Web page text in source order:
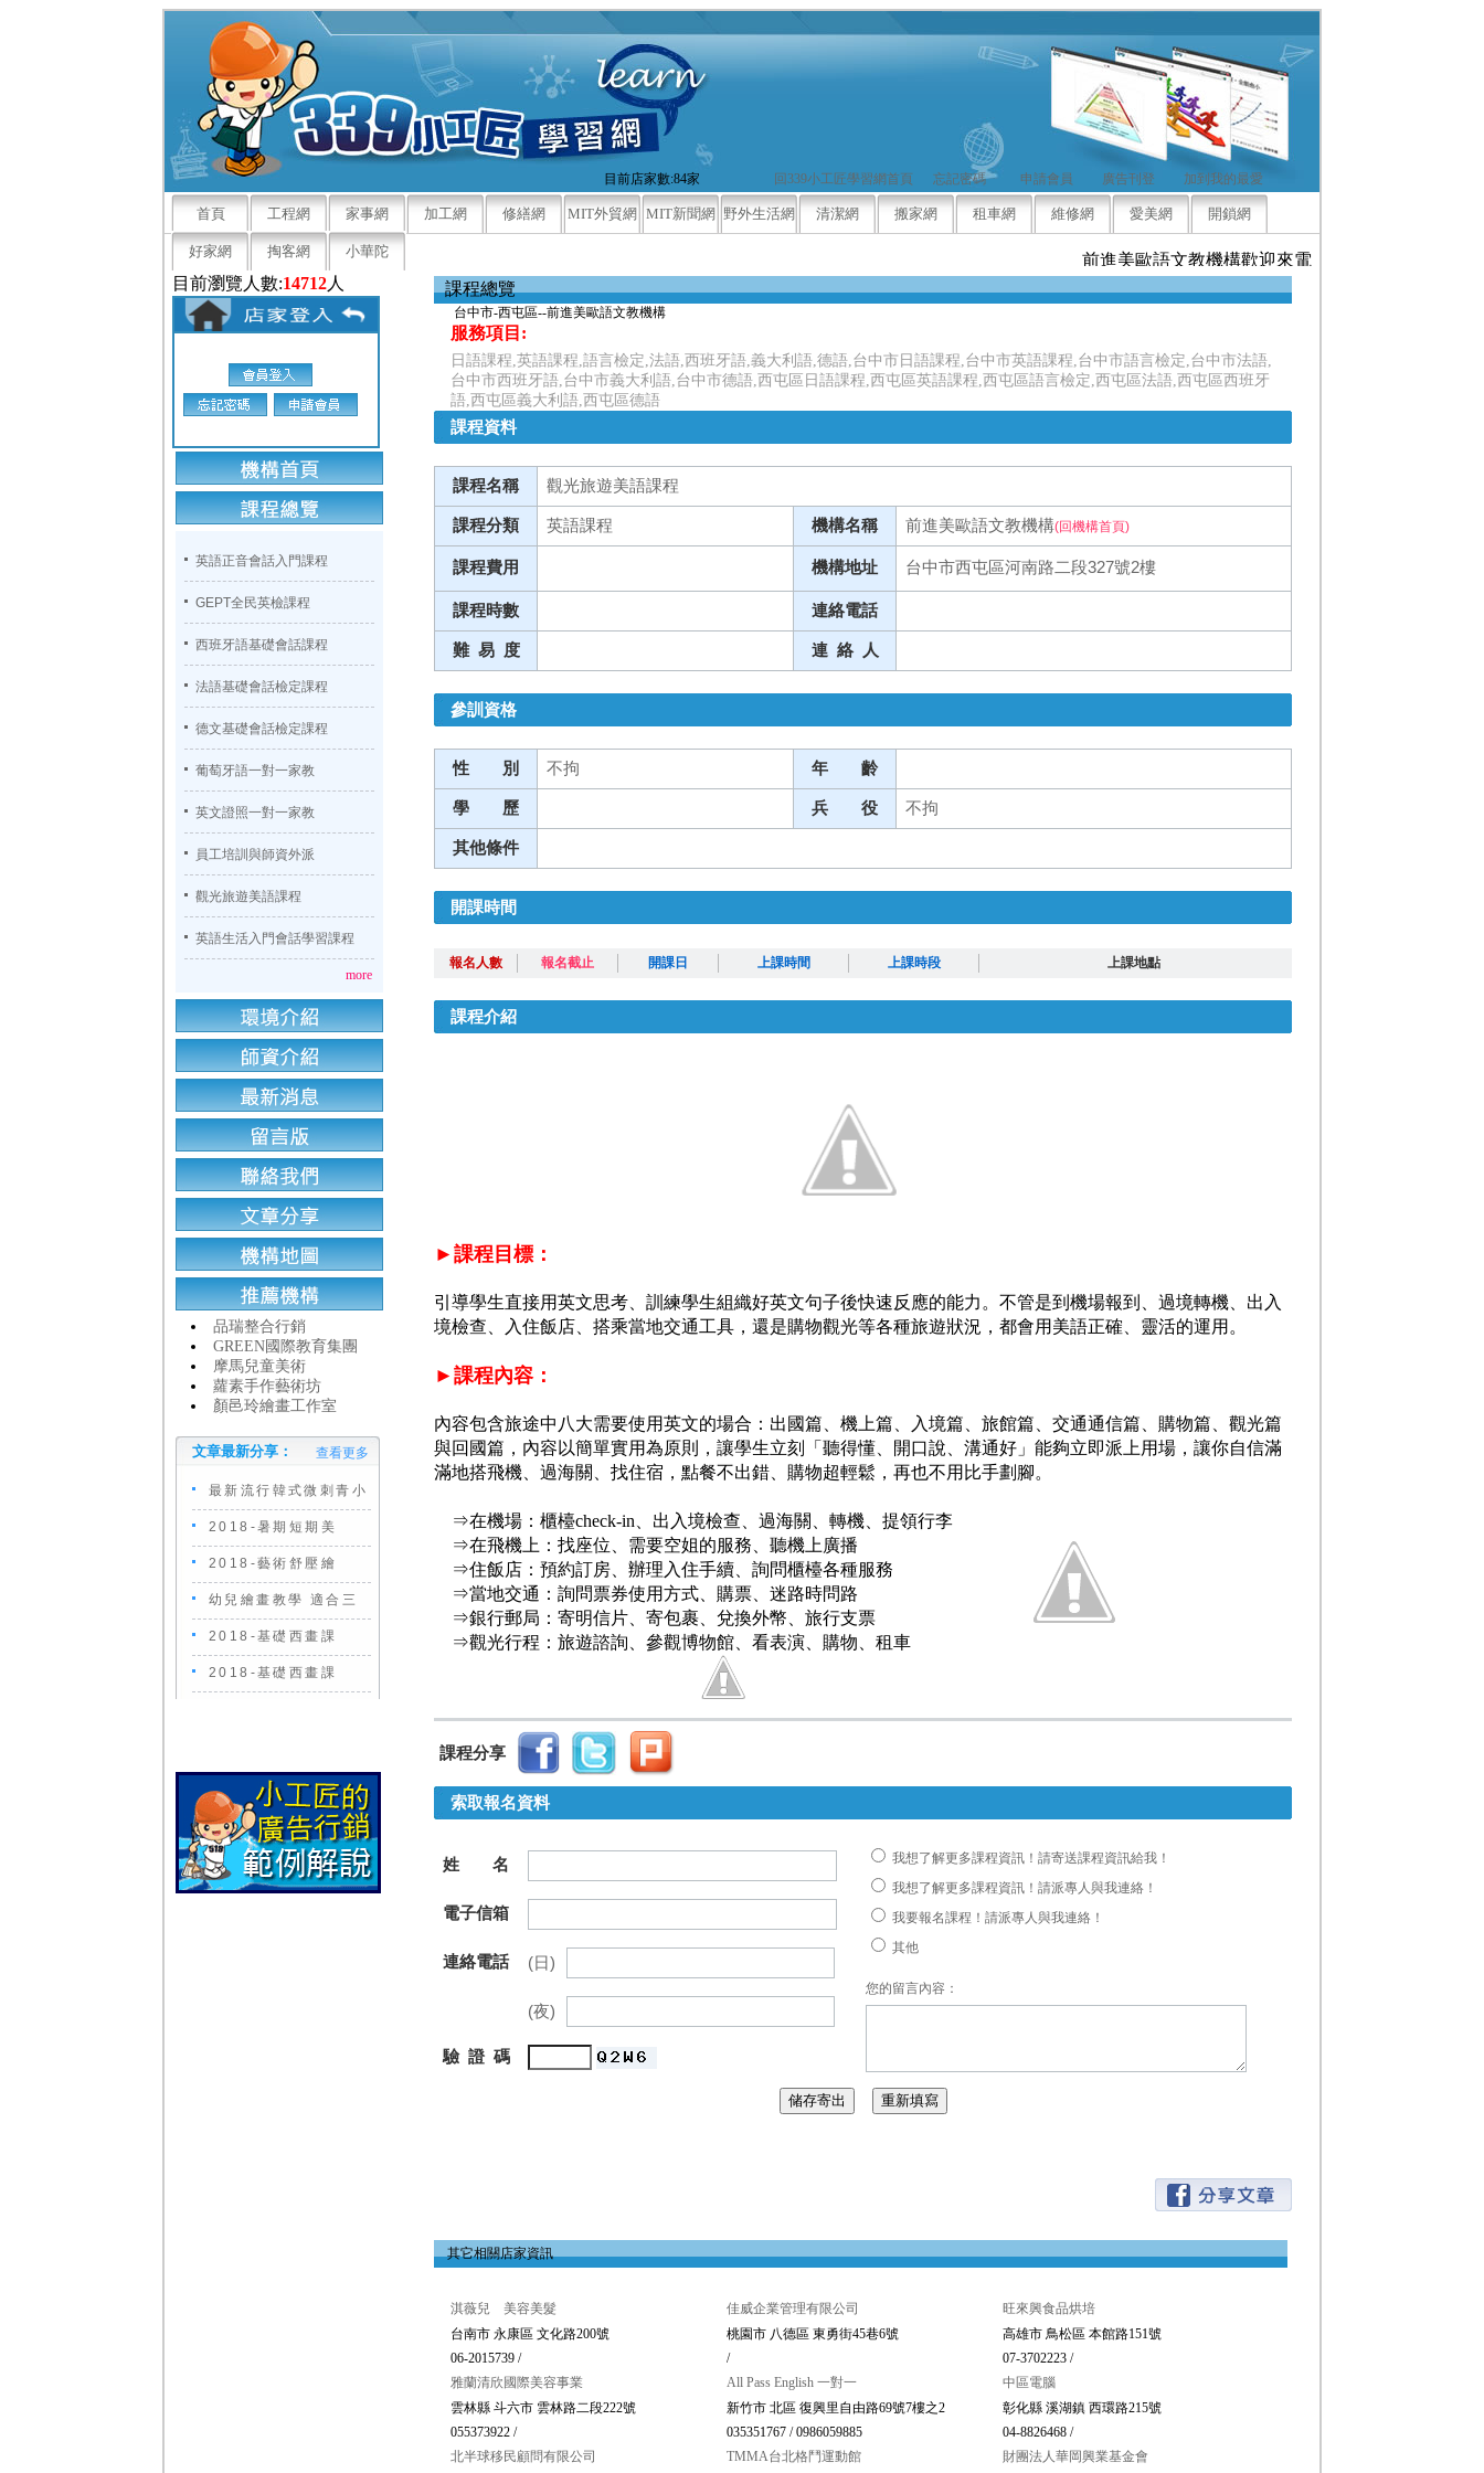
目前店家數:84家 回339小工匠學習網首頁 忘記密碼 申請會員 廣告刊登 加到我的最愛
首頁 工程網 家事網 加工網 修繕網 MIT外貿網 MIT新聞網 野外生活網 清潔網 搬家網 租車網 維修網 愛美網 開鎖網
好家網 掏客網 小華陀
前進美歐語文教機構歡迎來電洽詢，竭誠為您服務
目前瀏覽人數:14712人
英語正音會話入門課程
GEPT全民英檢課程
西班牙語基礎會話課程
法語基礎會話檢定課程
德文基礎會話檢定課程
葡萄牙語一對一家教
英文證照一對一家教
員工培訓與師資外派
觀光旅遊美語課程
英語生活入門會話學習課程
more
品瑞整合行銷
GREEN國際教育集團
摩馬兒童美術
蘿素手作藝術坊
顏邑玲繪畫工作室
文章最新分享： 查看更多
最新流行韓式微刺青小
2018-暑期短期美
2018-藝術舒壓繪
幼兒繪畫教學 適合三
2018-基礎西畫課
2018-基礎西畫課
課程總覽
台中市-西屯區--前進美歐語文教機構
服務項目:
日語課程,英語課程,語言檢定,法語,西班牙語,義大利語,德語,台中市日語課程,台中市英語課程,台中市語言檢定,台中市法語,
台中市西班牙語,台中市義大利語,台中市德語,西屯區日語課程,西屯區英語課程,西屯區語言檢定,西屯區法語,西屯區西班牙
語,西屯區義大利語,西屯區德語
課程資料
課程名稱 觀光旅遊美語課程
課程分類 英語課程 機構名稱 前進美歐語文教機構(回機構首頁)
課程費用 機構地址 台中市西屯區河南路二段327號2樓
課程時數 連絡電話
難 易 度 連 絡 人
參訓資格
性 別 不拘 年 齡
學 歷 兵 役 不拘
其他條件
開課時間
報名人數 報名截止 開課日 上課時間 上課時段 上課地點
課程介紹
►課程目標：
引導學生直接用英文思考、訓練學生組織好英文句子後快速反應的能力。不管是到機場報到、過境轉機、出入
境檢查、入住飯店、搭乘當地交通工具，還是購物觀光等各種旅遊狀況，都會用美語正確、靈活的運用。
►課程內容：
內容包含旅途中八大需要使用英文的場合：出國篇、機上篇、入境篇、旅館篇、交通通信篇、購物篇、觀光篇
與回國篇，內容以簡單實用為原則，讓學生立刻「聽得懂、開口說、溝通好」能夠立即派上用場，讓你自信滿
滿地搭飛機、過海關、找住宿，點餐不出錯、購物超輕鬆，再也不用比手劃腳。
⇒在機場：櫃檯check-in、出入境檢查、過海關、轉機、提領行李
⇒在飛機上：找座位、需要空姐的服務、聽機上廣播
⇒住飯店：預約訂房、辦理入住手續、詢問櫃檯各種服務
⇒當地交通：詢問票券使用方式、購票、迷路時問路
⇒銀行郵局：寄明信片、寄包裹、兌換外幣、旅行支票
⇒觀光行程：旅遊諮詢、參觀博物館、看表演、購物、租車
課程分享
索取報名資料
姓 名
電子信箱
連絡電話 (日)
(夜)
驗 證 碼
我想了解更多課程資訊！請寄送課程資訊給我！
我想了解更多課程資訊！請派專人與我連絡！
我要報名課程！請派專人與我連絡！
其他
您的留言內容：
其它相關店家資訊
淇薇兒 美容美髮
台南市 永康區 文化路200號
06-2015739 /
佳威企業管理有限公司
桃園市 八德區 東勇街45巷6號
/
旺來興食品烘培
高雄市 鳥松區 本館路151號
07-3702223 /
雅蘭清欣國際美容事業
雲林縣 斗六市 雲林路二段222號
055373922 /
All Pass English 一對一
新竹市 北區 復興里自由路69號7樓之2
035351767 / 0986059885
中區電腦
彰化縣 溪湖鎮 西環路215號
04-8826468 /
北半球移民顧問有限公司
TMMA台北格鬥運動館 財團法人華岡興業基金會